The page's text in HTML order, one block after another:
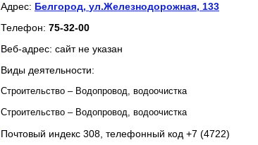
Адрес: Белгород, ул.Железнодорожная, 133
Телефон: 75-32-00
Веб-адрес: сайт не указан
Виды деятельности:
Строительство – Водопровод, водоочистка
Строительство – Водопровод, водоочистка
Почтовый индекс 308, телефонный код +7 (4722)